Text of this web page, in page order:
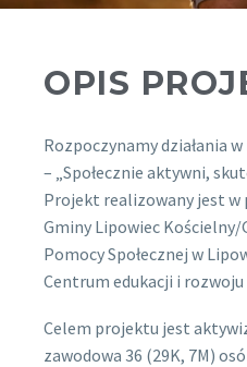
OPIS
Rozpoczynamy działania
– „Społecznie aktywni,
Projekt realizowany jest
Gminy Lipowiec
Pomocy Społecznej w
Centrum edukacji i rozwoju
Celem projektu jest
zawodowa 36 (29K, 7M)